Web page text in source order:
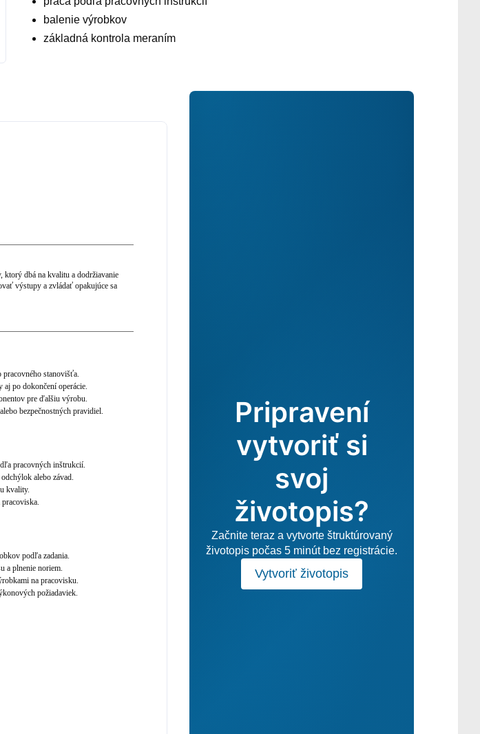
balenie výrobkov
základná kontrola meraním
dbá na kvalitu a dodržiavanie
výstupy a zvládať opakujúce sa
stanovišťa.
po dokončení operácie.
pre ďalšiu výrobu.
bezpečnostných pravidiel.
pracovných inštrukcií.
alebo závad.
kvality.
podľa zadania.
a plnenie noriem.
na pracovisku.
požiadaviek.
Pripravení
vytvoriť si
svoj
životopis?
Začnite teraz a vytvorte štruktúrovaný
životopis počas 5 minút bez registrácie.
Vytvoriť životopis